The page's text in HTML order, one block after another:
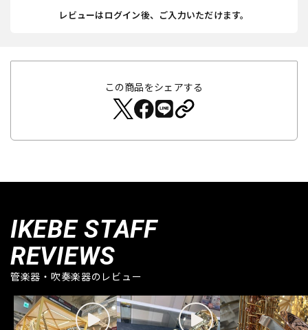
レビューはログイン後、ご入力いただけます。
この商品をシェアする
IKEBE STAFF
REVIEWS
管楽器・吹奏楽器のレビュー